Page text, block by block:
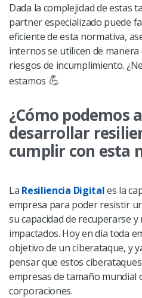
Dada la complejidad de estas
partner especializado puede
eficiente de esta normativa,
internos se utilicen de
riesgos de incumplimiento.
estamos 💪
¿Cómo podemos
desarrollar
cumplir con esta
La Resiliencia Digitales la
empresa para poder resistir
su capacidad de recuperarse
impactados. Hoy en día toda
objetivo de un ciberataque, y
pensar que estos
empresas de tamaño mundial
corporaciones.